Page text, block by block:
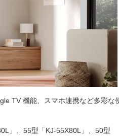
TV 機能、スマホ連携など多彩な
」、55型「KJ-55X80L」、50型